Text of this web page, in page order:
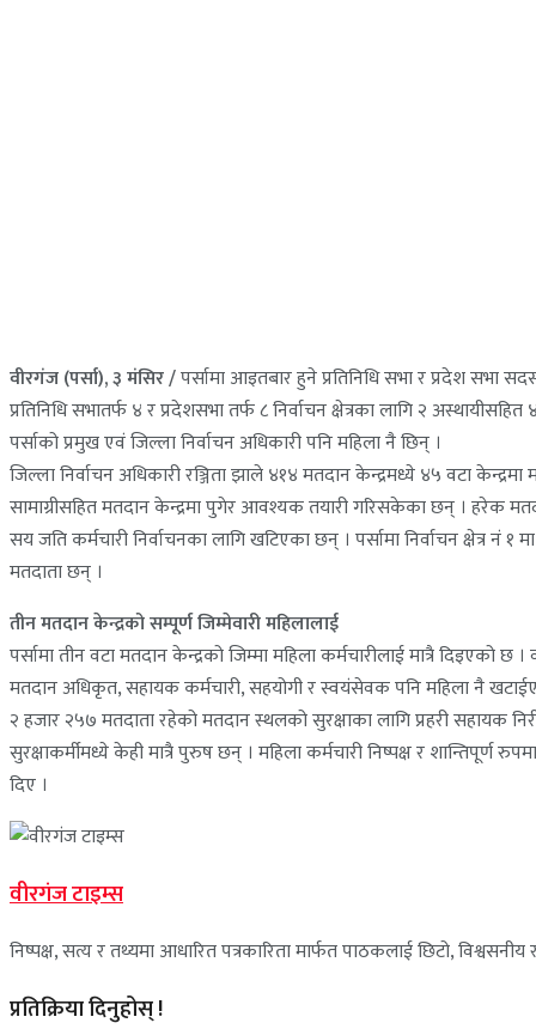
वीरगंज (पर्सा), ३ मंसिर /पर्सामा आइतबार हुने प्रतिनिधि सभा र प्रदेश सभा
प्रतिनिधि सभातर्फ ४ र प्रदेशसभा तर्फ ८ निर्वाचन क्षेत्रका लागि २
पर्साको प्रमुख एवं जिल्ला निर्वाचन अधिकारी पनि महिला नै छिन् ।
जिल्ला निर्वाचन अधिकारी रञ्जिता झाले ४१४ मतदान केन्द्रमध्ये ४५ वटा
सामाग्रीसहित मतदान केन्द्रमा पुगेर आवश्यक तयारी गरिसकेका छन् । हरेक
सय जति कर्मचारी निर्वाचनका लागि खटिएका छन् । पर्सामा निर्वाचन क्षेत्र नं
मतदाता छन् ।
तीन मतदान केन्द्रको सम्पूर्ण जिम्मेवारी महिलालाई
पर्सामा तीन वटा मतदान केन्द्रको जिम्मा महिला कर्मचारीलाई मात्रै दिइएको
मतदान अधिकृत, सहायक कर्मचारी, सहयोगी र स्वयंसेवक पनि महिला नै
२ हजार २५७ मतदाता रहेको मतदान स्थलको सुरक्षाका लागि प्रहरी सहायक
सुरक्षाकर्मीमध्ये केही मात्रै पुरुष छन् । महिला कर्मचारी निष्पक्ष र
दिए ।
वीरगंज टाइम्स
निष्पक्ष, सत्य र तथ्यमा आधारित पत्रकारिता मार्फत पाठकलाई छिटो,
प्रतिक्रिया दिनुहोस् !